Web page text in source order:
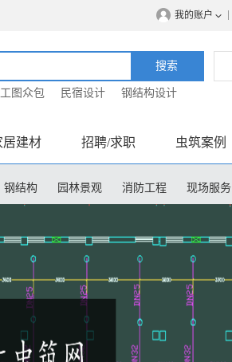
我的账户
搜索
图众包 民宿设计 钢结构设计
居建材 招聘/求职 虫筑案例
钢结构 园林景观 消防工程 现场服务